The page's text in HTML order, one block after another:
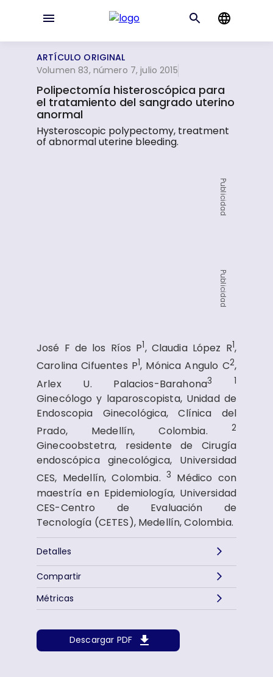
ARTÍCULO ORIGINAL
Volumen 83, número 7, julio 2015
Polipectomía histeroscópica para
el tratamiento del sangrado uterino
anormal
Hysteroscopic polypectomy, treatment
of abnormal uterine bleeding.
Publicidad
Publicidad
José F de los Ríos P1, Claudia López R1,
Carolina Cifuentes P1, Mónica Angulo C2,
Arlex U. Palacios-Barahona3 1
Ginecólogo y laparoscopista, Unidad de
Endoscopia Ginecológica, Clínica del
Prado, Medellín, Colombia.
2
Ginecoobstetra, residente de Cirugía
endoscópica ginecológica, Universidad
CES, Medellín, Colombia.3 Médico con
maestría en Epidemiología, Universidad
CES-Centro de Evaluación de
Tecnología (CETES), Medellín, Colombia.
Detalles
Descargar PDF
Métricas
Compartir